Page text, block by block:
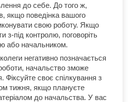
до себе. До того ж,
якщо поведінка вашого
свою роботу. Якщо
з-під контролю, поговоріть
або начальником.
негативно позначається
начальство зможе
Фіксуйте своє спілкування з
тижня, якщо плануєте
до начальства. У вас